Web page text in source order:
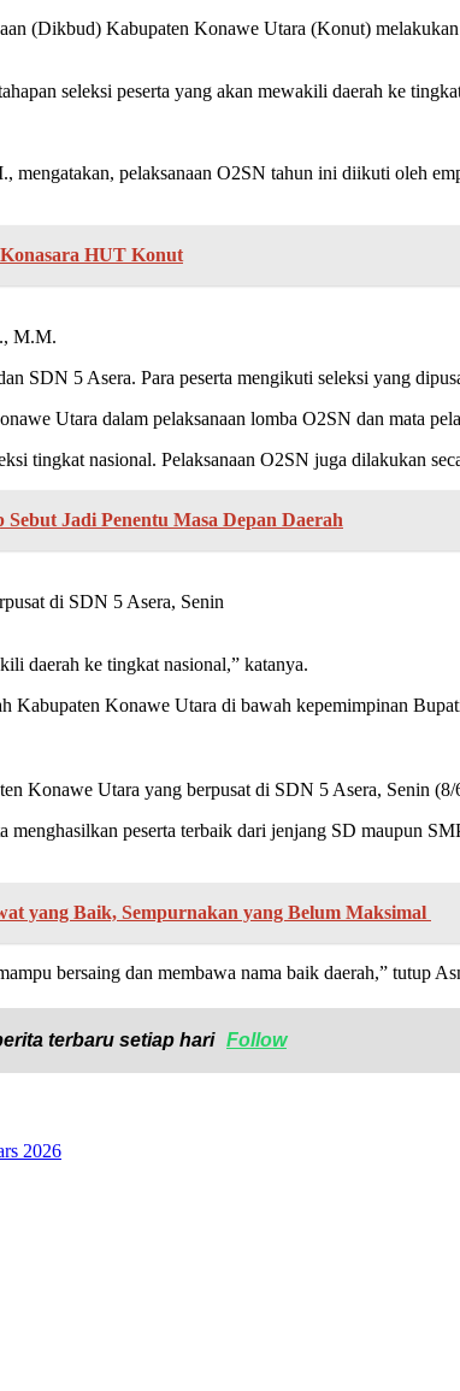
(Dikbud) Kabupaten Konawe Utara (Konut)
seleksi peserta yang akan mewakili daerah ke
pelaksanaan O2SN tahun ini diikuti oleh
HUT Konut
M.M.
5 Asera. Para peserta mengikuti seleksi yang
Utara dalam pelaksanaan lomba O2SN dan mata
tingkat nasional. Pelaksanaan O2SN juga dilakukan
Jadi Penentu Masa Depan Daerah
di SDN 5 Asera, Senin
daerah ke tingkat nasional,” katanya.
Kabupaten Konawe Utara di bawah kepemimpinan
Konawe Utara yang berpusat di SDN 5 Asera, Senin (8/
menghasilkan peserta terbaik dari jenjang SD maupun
yang Baik, Sempurnakan yang Belum Maksimal
bersaing dan membawa nama baik daerah,” tutup
terbaru setiap hari Follow
2026